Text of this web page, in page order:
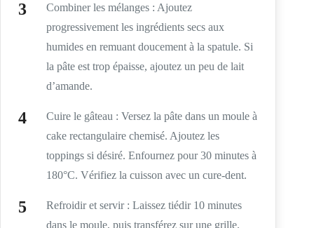
Combiner les mélanges : Ajoutez
progressivement les ingrédients secs aux
humides en remuant doucement à la spatule. Si
la pâte est trop épaisse, ajoutez un peu de lait
d’amande.
Cuire le gâteau : Versez la pâte dans un moule à
cake rectangulaire chemisé. Ajoutez les
toppings si désiré. Enfournez pour 30 minutes à
180°C. Vérifiez la cuisson avec un cure-dent.
Refroidir et servir : Laissez tiédir 10 minutes
dans le moule, puis transférez sur une grille.